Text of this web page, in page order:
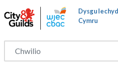
Neidio i'r prif gynnwy
Dysgu
Cymru